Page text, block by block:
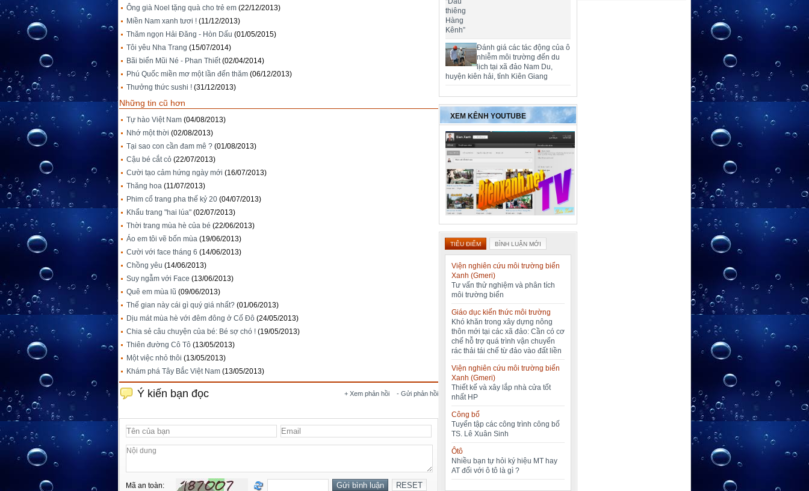
Ông già Noel tặng quà cho trẻ em (22/12/2013)
Miền Nam xanh tươi ! (11/12/2013)
Thăm ngọn Hải Đăng - Hòn Dấu (01/05/2015)
Tôi yêu Nha Trang (15/07/2014)
Bãi biển Mũi Né - Phan Thiết (02/04/2014)
Phú Quốc miền mơ một lần đến thăm (06/12/2013)
Thưởng thức sushi ! (31/12/2013)
Những tin cũ hơn
Tự hào Việt Nam (04/08/2013)
Nhớ một thời (02/08/2013)
Tại sao con cần đam mê ? (01/08/2013)
Cậu bé cắt cỏ (22/07/2013)
Cười tạo cảm hứng ngày mới (16/07/2013)
Thăng hoa (11/07/2013)
Phim cổ trang pha thế kỷ 20 (04/07/2013)
Khẩu trang "hai lúa" (02/07/2013)
Thời trang mùa hè của bé (22/06/2013)
Áo em tôi vẽ bốn mùa (19/06/2013)
Cười với face tháng 6 (14/06/2013)
Chồng yêu (14/06/2013)
Suy ngẫm với Face (13/06/2013)
Quê em mùa lũ (09/06/2013)
Thế gian này cái gì quý giá nhất? (01/06/2013)
Dịu mát mùa hè với đêm đông ở Cố Đô (24/05/2013)
Chia sẻ câu chuyện của bé: Bé sợ chó ! (19/05/2013)
Thiên đường Cô Tô (13/05/2013)
Một việc nhỏ thôi (13/05/2013)
Khám phá Tây Bắc Việt Nam (13/05/2013)
+ Xem phản hồi - Gửi phản hồi
Ý kiến bạn đọc
Mã an toàn:
Đánh giá các tác động của ô
nhiễm môi trường đến du
lịch tại xã đảo Nam Du,
huyện kiên hải, tỉnh Kiên Giang
XEM KÊNH YOUTUBE
TIÊU ĐIỂM BÌNH LUẬN MỚI
Viện nghiên cứu môi trường biển
Xanh (Gmeri)
Tư vấn thử nghiệm và phân tích
môi trường biển
Giáo dục kiến thức môi trường
Khó khăn trong xây dựng nông
thôn mới tại các xã đảo: Cần có cơ
chế hỗ trợ quá trình vận chuyển
rác thải tái chế từ đảo vào đất liền
Viện nghiên cứu môi trường biển
Xanh (Gmeri)
Thiết kế và xây lắp nhà cửa tốt
nhất HP
Công bố
Tuyển tập các công trình công bố
TS. Lê Xuân Sinh
Ôtô
Nhiều bạn tự hỏi ký hiệu MT hay
AT đối với ô tô là gì ?